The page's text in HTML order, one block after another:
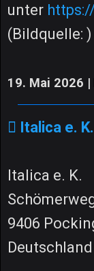
unter
(Bildquelle: )
19. Mai 2026 |
Italica e. K.
Italica e. K.
9406
Deutschland